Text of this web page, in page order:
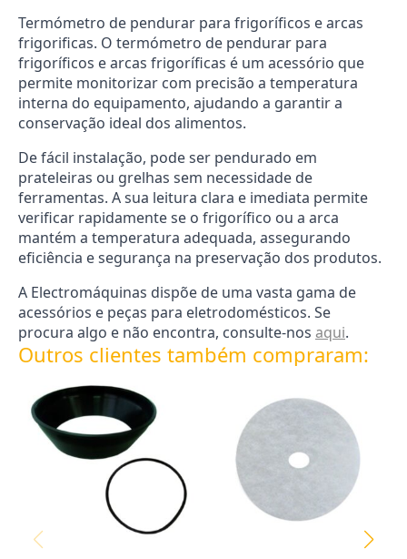
Termómetro de pendurar para frigoríficos e arcas
frigorificas. O termómetro de pendurar para
frigoríficos e arcas frigoríficas é um acessório que
permite monitorizar com precisão a temperatura
interna do equipamento, ajudando a garantir a
conservação ideal dos alimentos.
De fácil instalação, pode ser pendurado em
prateleiras ou grelhas sem necessidade de
ferramentas. A sua leitura clara e imediata permite
verificar rapidamente se o frigorífico ou a arca
mantém a temperatura adequada, assegurando
eficiência e segurança na preservação dos produtos.
A Electromáquinas dispõe de uma vasta gama de
acessórios e peças para eletrodomésticos. Se
procura algo e não encontra, consulte-nos aqui.
Outros clientes também compraram: